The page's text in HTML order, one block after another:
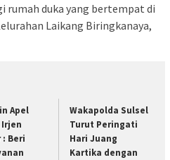
rumah duka yang bertempat di
Laikang Biringkanaya,
Apel
Irjen
: Beri
Wakapolda Sulsel
Turut Peringati
Hari Juang
Kartika dengan